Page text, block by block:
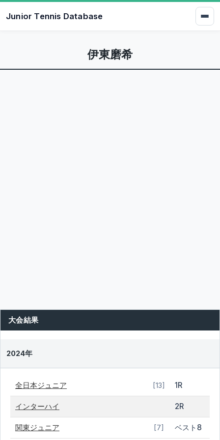
Junior Tennis Database
伊東磨希
大会結果
2024年
全日本ジュニア [13] 1R
インターハイ 2R
関東ジュニア [7] ベスト8